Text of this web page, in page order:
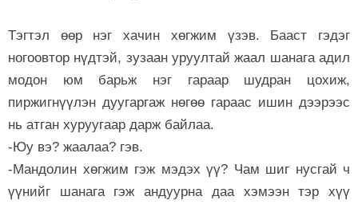
Тэгтэл өөр нэг хачин хөгжим үзэв. Бааст гэдэг
ногоовтор нүдтэй, зузаан уруултай жаал шанага адил
модон юм барьж нэг гараар шудран цохиж,
пиржигнүүлэн дуугаргаж нөгөө гараас ишин дээрээс
нь атган хуруугаар дарж байлаа.
-Юу вэ? жаалаа? гэв.
-Мандолин хөгжим гэж мэдэх үү? Чам шиг нусгай ч
үүнийг шанага гэж андуурна даа хэмээн тэр хүү